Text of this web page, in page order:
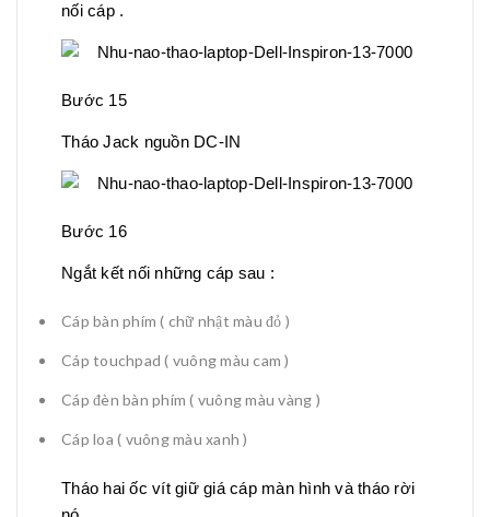
nối cáp .
Bước 15
Tháo Jack nguồn DC-IN
Bước 16
Ngắt kết nối những cáp sau :
Cáp bàn phím ( chữ nhật màu đỏ )
Cáp touchpad ( vuông màu cam )
Cáp đèn bàn phím ( vuông màu vàng )
Cáp loa ( vuông màu xanh )
Tháo hai ốc vít giữ giá cáp màn hình và tháo rời